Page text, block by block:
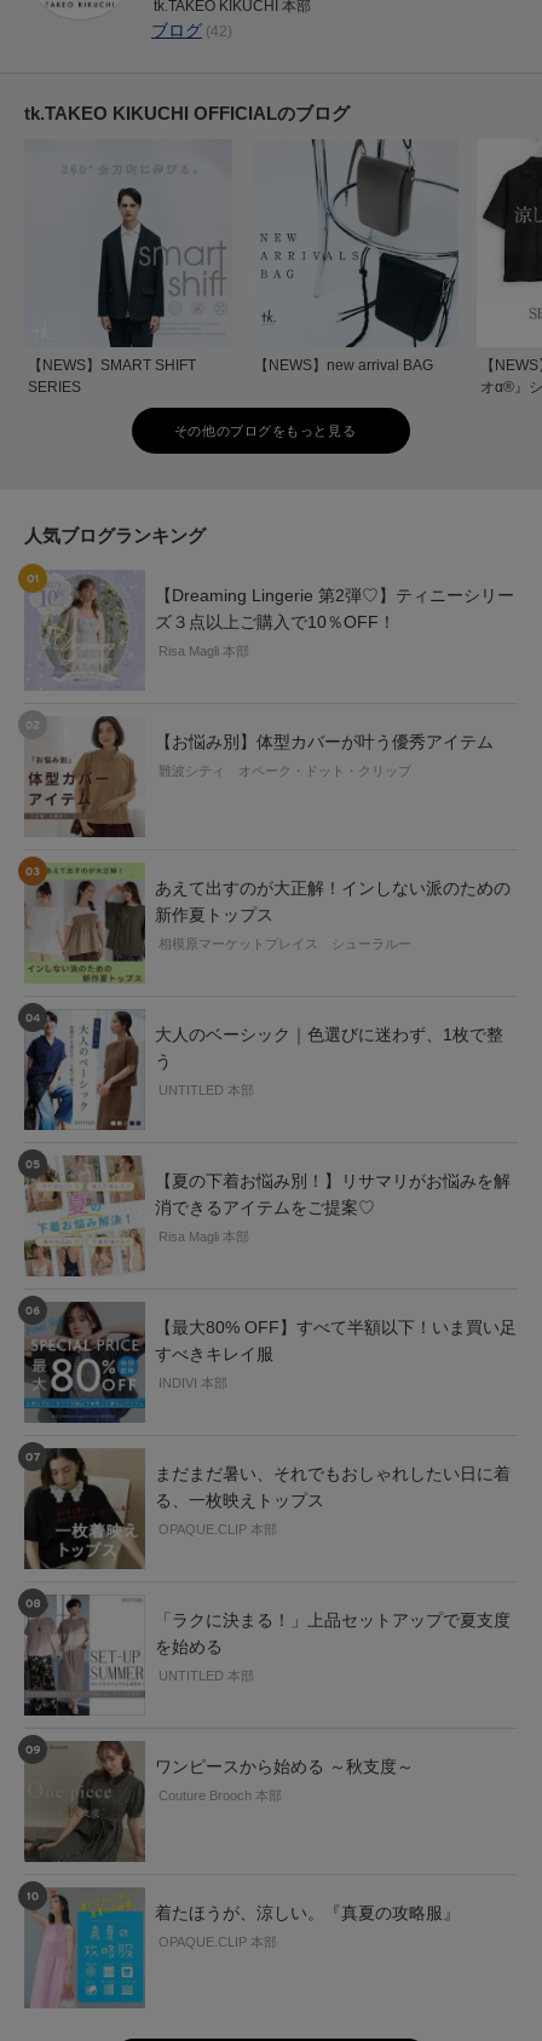
tk.TAKEO KIKUCHI 本部
ブログ (42)
tk.TAKEO KIKUCHI OFFICIALのブログ
【NEWS】SMART SHIFT
SERIES
【NEWS】new arrival BAG
【
オα®』
その他のブログをもっと見る
人気ブログランキング
【Dreaming Lingerie 第2弾♡】ティニーシリー
ズ３点以上ご購入で10％OFF！
Risa Magli 本部
【お悩み別】体型カバーが叶う優秀アイテム
難波シティ オペーク・ドット・クリップ
あえて出すのが大正解！インしない派のための
新作夏トップス
相模原マーケットプレイス シューラルー
大人のベーシック｜色選びに迷わず、1枚で整
う
UNTITLED 本部
【夏の下着お悩み別！】リサマリがお悩みを解
消できるアイテムをご提案♡
Risa Magli 本部
【最大80% OFF】すべて半額以下！いま買い足
すべきキレイ服
INDIVI 本部
まだまだ暑い、それでもおしゃれしたい日に着
る、一枚映えトップス
OPAQUE.CLIP 本部
「ラクに決まる！」上品セットアップで夏支度
を始める
UNTITLED 本部
ワンピースから始める ～秋支度～
Couture Brooch 本部
着たほうが、涼しい。『真夏の攻略服』
OPAQUE.CLIP 本部